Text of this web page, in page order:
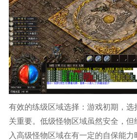
有效的练级区域选择：游戏初期，选
关重要。低级怪物区域虽然安全，
入高级怪物区域在有一定的自保能力